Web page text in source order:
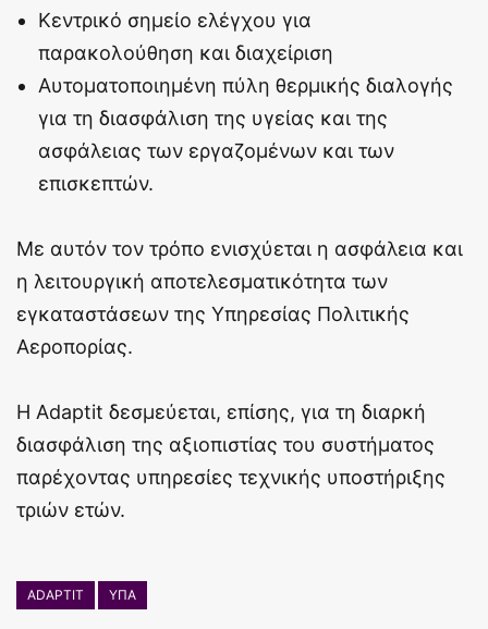
Κεντρικό σημείο ελέγχου για
παρακολούθηση και διαχείριση
Αυτοματοποιημένη πύλη θερμικής διαλογής
για τη διασφάλιση της υγείας και της
ασφάλειας των εργαζομένων και των
επισκεπτών.
Με αυτόν τον τρόπο ενισχύεται η ασφάλεια και
η λειτουργική αποτελεσματικότητα των
εγκαταστάσεων της Υπηρεσίας Πολιτικής
Αεροπορίας.
Η Adaptit δεσμεύεται, επίσης, για τη διαρκή
διασφάλιση της αξιοπιστίας του συστήματος
παρέχοντας υπηρεσίες τεχνικής υποστήριξης
τριών ετών.
ADAPTIT ΥΠΑ